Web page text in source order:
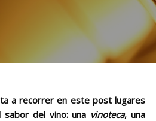
a recorrer en este post lugares
del vino: una vinoteca, una